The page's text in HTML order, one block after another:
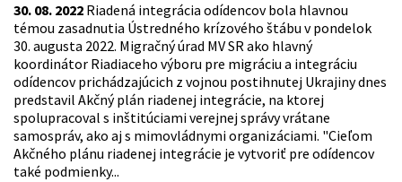
30. 08. 2022 Riadená integrácia odídencov bola hlavnou
témou zasadnutia Ústredného krízového štábu v pondelok
30. augusta 2022. Migračný úrad MV SR ako hlavný
koordinátor Riadiaceho výboru pre migráciu a integráciu
odídencov prichádzajúcich z vojnou postihnutej Ukrajiny dnes
predstavil Akčný plán riadenej integrácie, na ktorej
spolupracoval s inštitúciami verejnej správy vrátane
samospráv, ako aj s mimovládnymi organizáciami. "Cieľom
Akčného plánu riadenej integrácie je vytvoriť pre odídencov
také podmienky...